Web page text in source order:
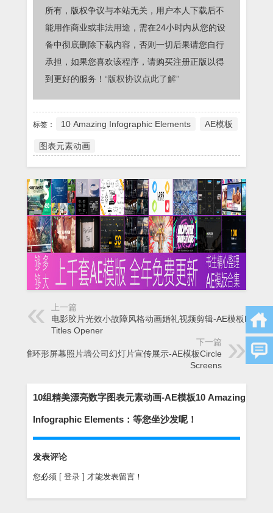
所有，版权争议与本站无关，用户本人下载后不
能用作商业或非法用途，需在24小时内从您的设
备中彻底删除下载内容，否则一切后果请您自行
承担，如果您喜欢该程序，请购买注册正版以得
到更好的服务！ “版权协议点此了解”
标签： 10 Amazing Infographic Elements AE模板
图表元素动画
上一篇
电影胶片光效小故障风格动画婚礼视频剪辑-AE模板Film
Titles Opener
下一篇
三维环形屏幕照片墙公司幻灯片宣传展示-AE模板Circle
Screens
10组精美漂亮数字图表元素动画-AE模板10 Amazing
Infographic Elements：等您坐沙发呢！
发表评论
您必须 [ 登录 ] 才能发表留言！